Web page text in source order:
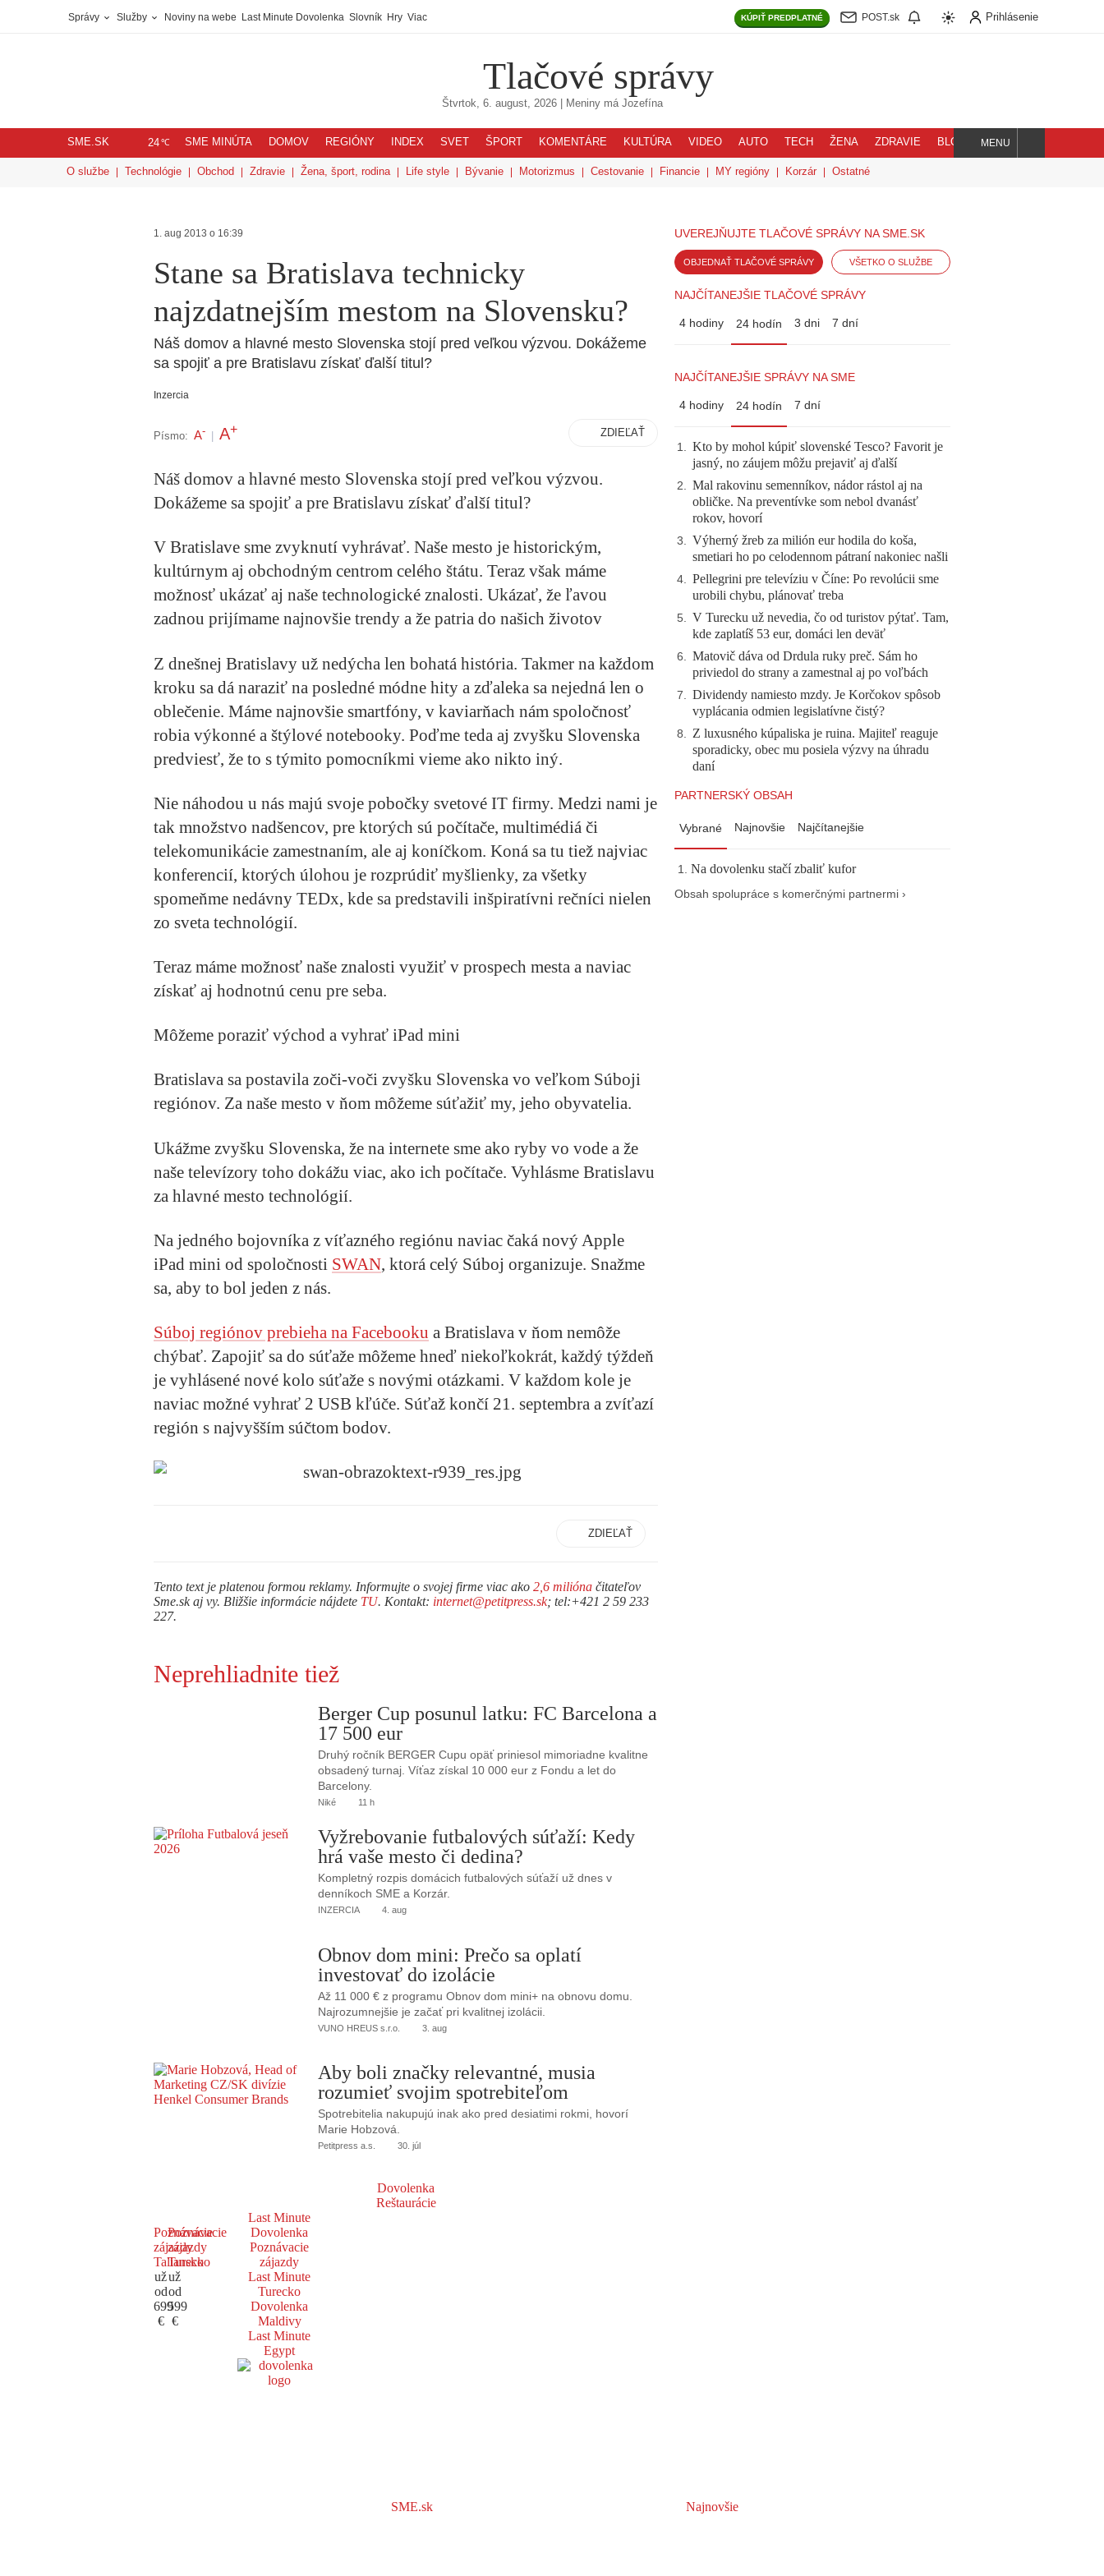
Správy Služby Noviny na webe Last Minute Dovolenka Slovník Hry Viac KÚPIŤ PREDPLATNÉ POST.sk Prihlásenie
Tlačové správy
Štvrtok, 6. august, 2026| Meniny má Jozefína
SME.SK 24℃ SME MINÚTA DOMOV REGIÓNY INDEX SVET ŠPORT KOMENTÁRE KULTÚRA VIDEO AUTO TECH ŽENA ZDRAVIE BLOG
Hľadaj
MENU
O službe Technológie Obchod Zdravie Žena, šport, rodina Life style Bývanie Motorizmus Cestovanie Financie MY regióny Korzár Ostatné
1. aug 2013 o 16:39
Stane sa Bratislava technicky
najzdatnejším mestom na Slovensku?
Náš domov a hlavné mesto Slovenska stojí pred veľkou výzvou. Dokážeme
sa spojiť a pre Bratislavu získať ďalší titul?
Inzercia
Písmo: A- A+ ZDIEĽAŤ
Náš domov a hlavné mesto Slovenska stojí pred veľkou výzvou.
Dokážeme sa spojiť a pre Bratislavu získať ďalší titul?
V Bratislave sme zvyknutí vyhrávať. Naše mesto je historickým,
kultúrnym aj obchodným centrom celého štátu. Teraz však máme
možnosť ukázať aj naše technologické znalosti. Ukázať, že ľavou
zadnou prijímame najnovšie trendy a že patria do našich životov
Z dnešnej Bratislavy už nedýcha len bohatá história. Takmer na každom
kroku sa dá naraziť na posledné módne hity a zďaleka sa nejedná len o
oblečenie. Máme najnovšie smartfóny, v kaviarňach nám spoločnosť
robia výkonné a štýlové notebooky. Poďme teda aj zvyšku Slovenska
predviesť, že to s týmito pomocníkmi vieme ako nikto iný.
Nie náhodou u nás majú svoje pobočky svetové IT firmy. Medzi nami je
tak množstvo nadšencov, pre ktorých sú počítače, multimédiá či
telekomunikácie zamestnaním, ale aj koníčkom. Koná sa tu tiež najviac
konferencií, ktorých úlohou je rozprúdiť myšlienky, za všetky
spomeňme nedávny TEDx, kde sa predstavili inšpiratívni rečníci nielen
zo sveta technológií.
Teraz máme možnosť naše znalosti využiť v prospech mesta a naviac
získať aj hodnotnú cenu pre seba.
Môžeme poraziť východ a vyhrať iPad mini
Bratislava sa postavila zoči-voči zvyšku Slovenska vo veľkom Súboji
regiónov. Za naše mesto v ňom môžeme súťažiť my, jeho obyvatelia.
Ukážme zvyšku Slovenska, že na internete sme ako ryby vo vode a že
naše televízory toho dokážu viac, ako ich počítače. Vyhlásme Bratislavu
za hlavné mesto technológií.
Na jedného bojovníka z víťazného regiónu naviac čaká nový Apple
iPad mini od spoločnosti SWAN, ktorá celý Súboj organizuje. Snažme
sa, aby to bol jeden z nás.
Súboj regiónov prebieha na Facebooku a Bratislava v ňom nemôže
chýbať. Zapojiť sa do súťaže môžeme hneď niekoľkokrát, každý týždeň
je vyhlásené nové kolo súťaže s novými otázkami. V každom kole je
naviac možné vyhrať 2 USB kľúče. Súťaž končí 21. septembra a zvíťazí
región s najvyšším súčtom bodov.
ZDIEĽAŤ
Tento text je platenou formou reklamy. Informujte o svojej firme viac ako 2,6 milióna čitateľov
Sme.sk aj vy. Bližšie informácie nájdete TU. Kontakt: internet@petitpress.sk; tel:+421 2 59 233
227.
UVEREJŇUJTE TLAČOVÉ SPRÁVY NA SME.SK
OBJEDNAŤ TLAČOVÉ SPRÁVY VŠETKO O SLUŽBE
NAJČÍTANEJŠIE TLAČOVÉ SPRÁVY
4 hodiny 24 hodín 3 dni 7 dní
NAJČÍTANEJŠIE SPRÁVY NA SME
4 hodiny 24 hodín 7 dní
1. Kto by mohol kúpiť slovenské Tesco? Favorit je
jasný, no záujem môžu prejaviť aj ďalší
2. Mal rakovinu semenníkov, nádor rástol aj na
obličke. Na preventívke som nebol dvanásť
rokov, hovorí
3. Výherný žreb za milión eur hodila do koša,
smetiari ho po celodennom pátraní nakoniec našli
4. Pellegrini pre televíziu v Číne: Po revolúcii sme
urobili chybu, plánovať treba
5. V Turecku už nevedia, čo od turistov pýtať. Tam,
kde zaplatíš 53 eur, domáci len deväť
6. Matovič dáva od Drdula ruky preč. Sám ho
priviedol do strany a zamestnal aj po voľbách
7. Dividendy namiesto mzdy. Je Korčokov spôsob
vyplácania odmien legislatívne čistý?
8. Z luxusného kúpaliska je ruina. Majiteľ reaguje
sporadicky, obec mu posiela výzvy na úhradu
daní
PARTNERSKÝ OBSAH
Vybrané Najnovšie Najčítanejšie
Na dovolenku stačí zbaliť kufor
Obsah spolupráce s komerčnými partnermi ›
Neprehliadnite tiež
Berger Cup posunul latku: FC Barcelona a
17 500 eur
Druhý ročník BERGER Cupu opäť priniesol mimoriadne kvalitne
obsadený turnaj. Víťaz získal 10 000 eur z Fondu a let do
Barcelony.
Niké 11 h
Vyžrebovanie futbalových súťaží: Kedy
hrá vaše mesto či dedina?
Kompletný rozpis domácich futbalových súťaží už dnes v
denníkoch SME a Korzár.
INZERCIA 4. aug
Obnov dom mini: Prečo sa oplatí
investovať do izolácie
Až 11 000 € z programu Obnov dom mini+ na obnovu domu.
Najrozumnejšie je začať pri kvalitnej izolácii.
VUNO HREUS s.r.o. 3. aug
Aby boli značky relevantné, musia
rozumieť svojim spotrebiteľom
Spotrebitelia nakupujú inak ako pred desiatimi rokmi, hovorí
Marie Hobzová.
Petitpress a.s. 30. júl
Dovolenka
Reštaurácie
Poznávacie
zájazdy
Taliansko
už
od
699
€
Poznávacie
zájazdy
Turecko
už
od
599
€
Last Minute
Dovolenka
Poznávacie
zájazdy
Last Minute
Turecko
Dovolenka
Maldivy
Last Minute
Egypt
SME.sk Najnovšie